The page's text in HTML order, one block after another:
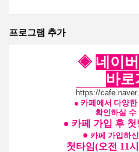
프로그램 추가
◈ 네이
바로
https://
● 카페에서 다양
확인하실 수
● 카페 가입 후 첫
● 카페 가입하
첫타임(오전 11